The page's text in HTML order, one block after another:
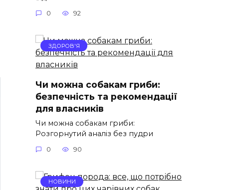
0 92
ЗДОРОВ'Я
Чи можна собакам гриби:
безпечність та рекомендації
для власників
Чи можна собакам гриби:
Розгорнутий аналіз без пудри
0 90
НОВИНИ